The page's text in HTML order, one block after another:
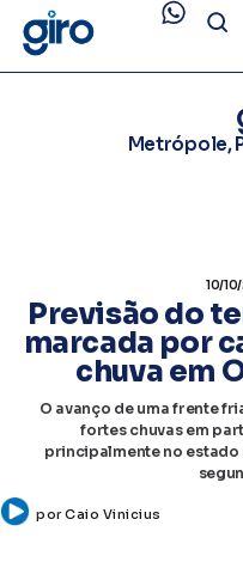
Metrópole,
10/
Previsão do
marcada por
chuva em
O avanço de uma frente
fortes chuvas em
principalmente no estado
porCaio Vinicius